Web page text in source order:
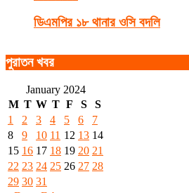
ডিএমপির ১৮ থানার ওসি বদলি
পুরাতন খবর
January 2024
M T W T F S
S
1
2 3 4 5 6
7
8
9 10 11 12 13 14
15 16 17 18 19 20 21
22 23 24 25 26 27 28
29 30 31